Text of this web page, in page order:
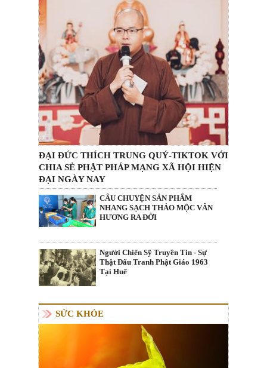
ĐẠI ĐỨC THÍCH TRUNG QUÝ-TIKTOK VỚI
CHIA SẺ PHẬT PHÁP MẠNG XÃ HỘI HIỆN
ĐẠI NGÀY NAY
CÂU CHUYỆN SẢN PHẨM
NHANG SẠCH THẢO MỘC VÂN
HƯƠNG RA ĐỜI
Người Chiến Sỹ Truyền Tin - Sự
Thật Đấu Tranh Phật Giáo 1963
Tại Huế
SỨC KHỎE